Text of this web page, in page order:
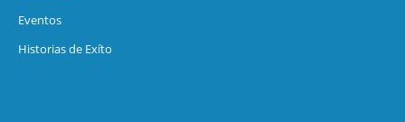
Eventos
Historias de Exíto